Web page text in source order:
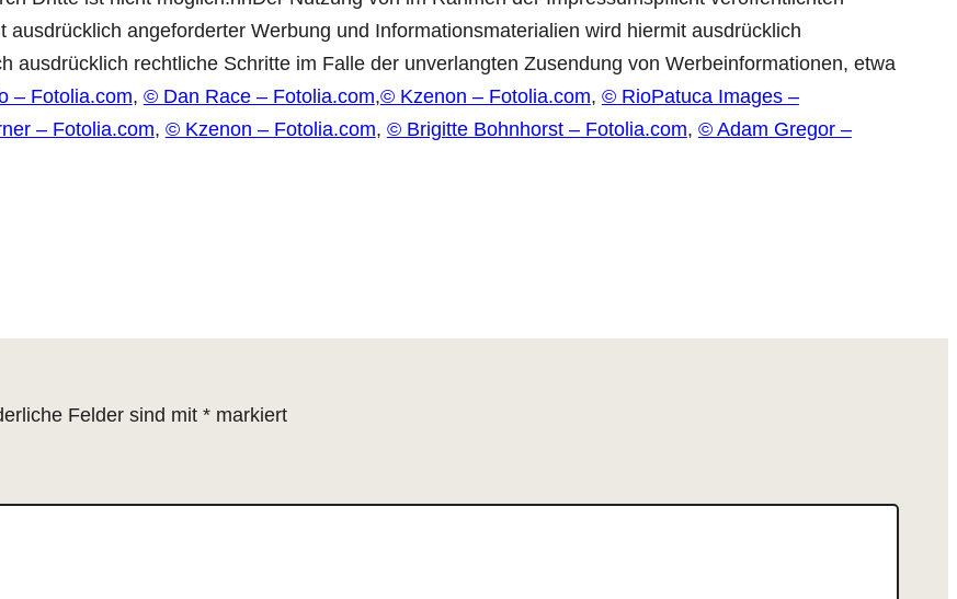
angeforderter Werbung und Informationsmaterialien wird hiermit ausdrücklich
ausdrücklich rechtliche Schritte im Falle der unverlangten Zusendung von Werbeinformationen, etwa
– Fotolia.com, © Dan Race – Fotolia.com,© Kzenon – Fotolia.com, © RioPatuca Images –
– Fotolia.com, © Kzenon – Fotolia.com, © Brigitte Bohnhorst – Fotolia.com, © Adam Gregor –
Felder sind mit *markiert